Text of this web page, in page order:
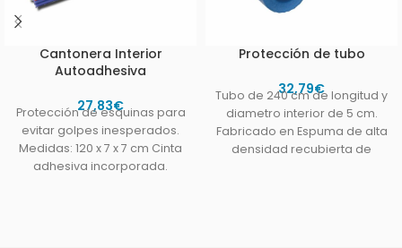
Cantonera Interior
Autoadhesiva
27,83€
Protección de esquinas para
evitar golpes inesperados.
Medidas: 120 x 7 x 7 cm Cinta
adhesiva incorporada.
Protección de tubo
32,79€
Tubo de 240 cm de longitud y
diametro interior de 5 cm.
Fabricado en Espuma de alta
densidad recubierta de